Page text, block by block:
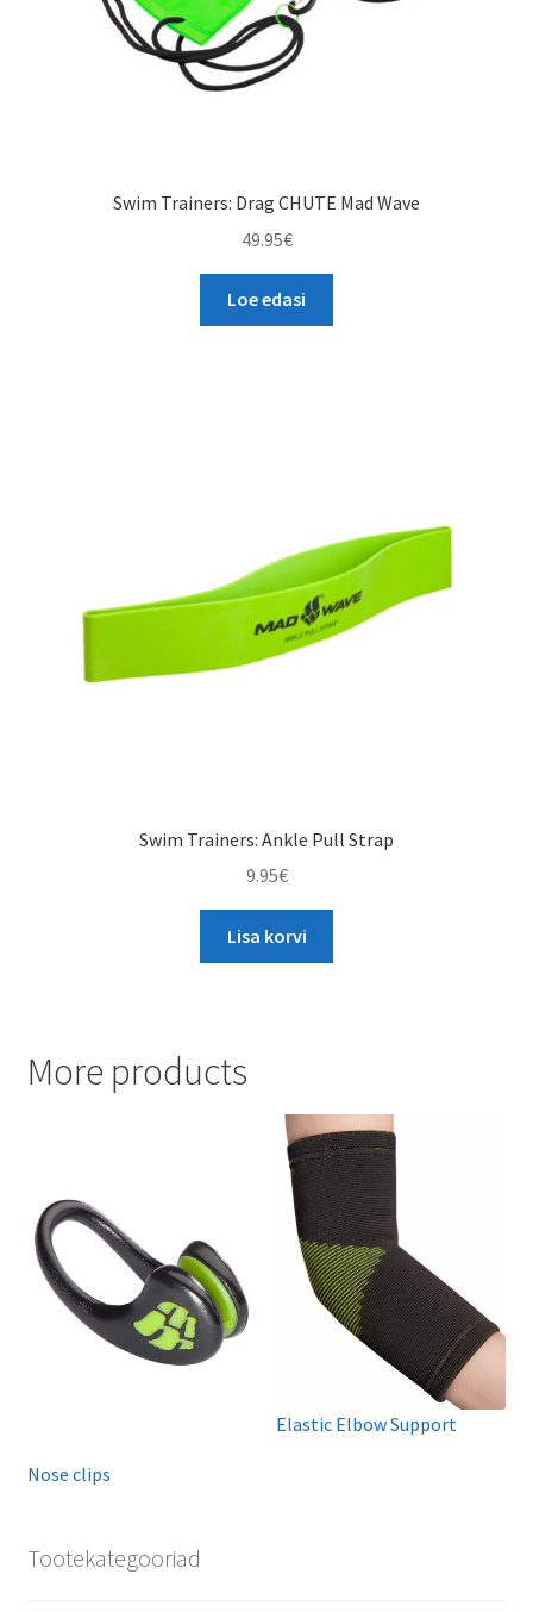
Swim Trainers: Drag CHUTE Mad Wave
49.95€
Loe edasi
Swim Trainers: Ankle Pull Strap
9.95€
Lisa korvi
More products
Nose clips
Elastic Elbow Support
Tootekategooriad